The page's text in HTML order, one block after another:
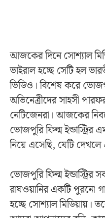
আজকের দিনে সোশ্যাল
ভাইরাল হচ্ছে সেটি হল
ভিডিও। বিশেষ করে
অভিনেত্রীদের সাহসী
নেটিজেনরা। আজকের
ভোজপুরি ফিল্ম ইন্ডাস্ট্রির
নিয়ে এসেছি, যেটি
ভোজপুরি ফিল্ম ইন্ডাস্ট্রির
রাঘওয়ানির একটি পুরনো
হচ্ছে সোশ্যাল মিডিয়ায়।